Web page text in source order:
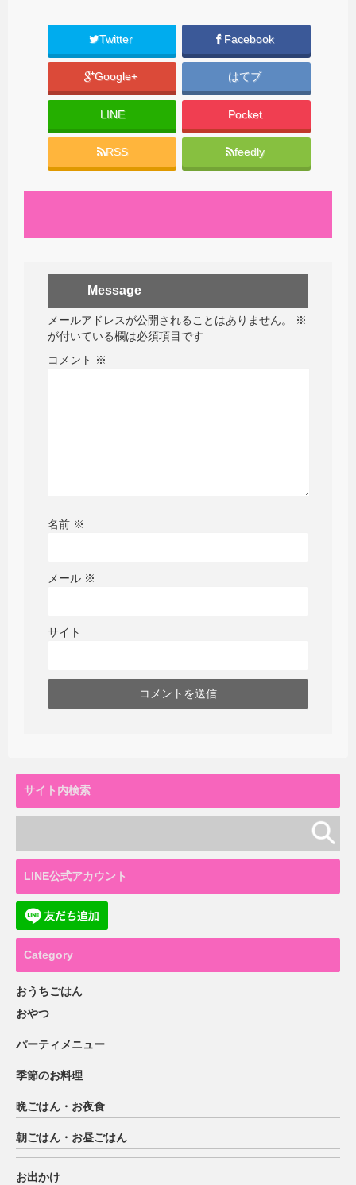
Twitter Facebook
Google+ はてブ
LINE Pocket
RSS feedly
Message
メールアドレスが公開されることはありません。
※
が付いている欄は必須項目です
コメント ※
名前 ※
メール ※
サイト
サイト内検索
LINE公式アカウント
Category
おうちごはん
おやつ
パーティメニュー
季節のお料理
晩ごはん・お夜食
朝ごはん・お昼ごはん
お出かけ